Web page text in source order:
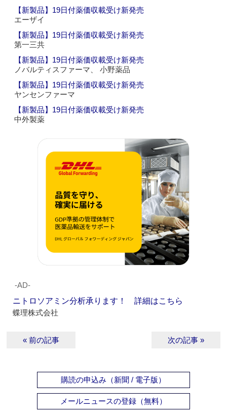
【新製品】19日付薬価収載受け新発売
エーザイ
【新製品】19日付薬価収載受け新発売
第一三共
【新製品】19日付薬価収載受け新発売
ノバルティスファーマ、 小野薬品
【新製品】19日付薬価収載受け新発売
ヤンセンファーマ
【新製品】19日付薬価収載受け新発売
中外製薬
‐AD‐
ニトロソアミン分析承ります！ 詳細はこちら
蝶理株式会社
« 前の記事 次の記事 »
購読の申込み（新聞 / 電子版）
メールニュースの登録（無料）